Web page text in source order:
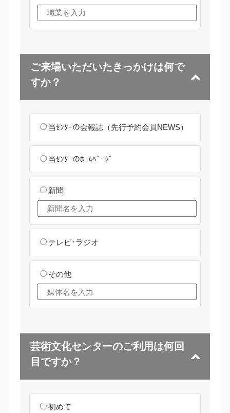
ご来場いただいたきっかけは何で
すか？
当ｾﾝﾀｰの会報誌（先行予約会員NEWS）
当ｾﾝﾀｰのﾎｰﾑﾍﾟｰｼﾞ
新聞
テレビ･ラジオ
その他
芸術文化センターのご利用は何回
目ですか？
初めて